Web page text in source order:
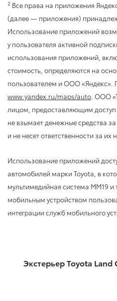
2 Все права на приложения
(далее — приложения)
Использование приложений
у пользователя активной
использования приложений,
стоимость, определяются на
пользователем и ООО «Яндекс».
www.yandex.ru/maps/auto . ООО
лицом, предоставляющим
не взымает денежные средства
и не несет ответственности за их
Использование приложений
автомобилей марки Toyota, в
мультимедийная система ММ19 и
мобильным устройством
интеграции служб мобильного
Экстерьер Toyota Land